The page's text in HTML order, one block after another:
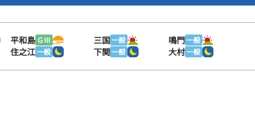
平和島 ＧⅢ 三国一般 鳴門一般
住之江一般 下関一般 大村一般